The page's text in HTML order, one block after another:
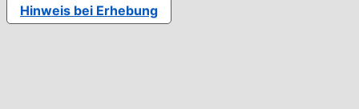
Hinweis bei Erhebung